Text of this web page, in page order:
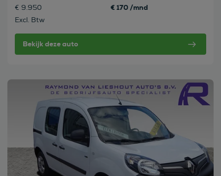
€ 9.950
Excl. Btw
€ 170 /mnd
Bekijk deze auto
Bekijk deze auto